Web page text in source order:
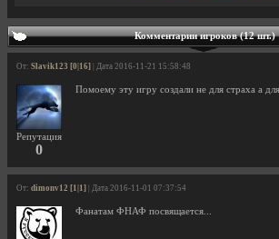
Комментарии игроков (12 шт.)
От: Slavik123 [0|16] | Дата 2016-11-21 15:58:48
Репутация
0
Помоему эту игру создали не для страха а
От: dimonv12 [1|1] | Дата 2016-11-01 07:37:54
Фанатам ФНАФ посвящается...